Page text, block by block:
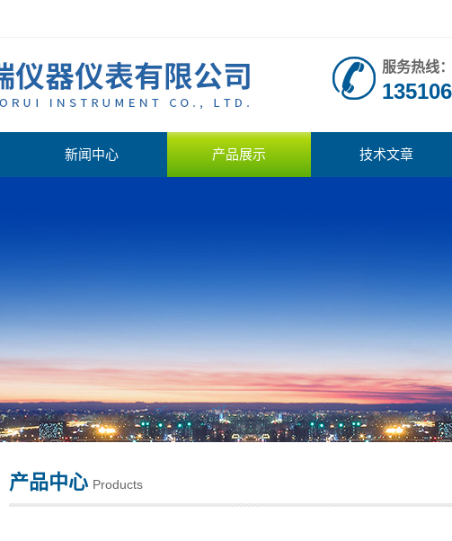
服务热线：
新闻中心 产品展示 技术文章
产品中心 Products